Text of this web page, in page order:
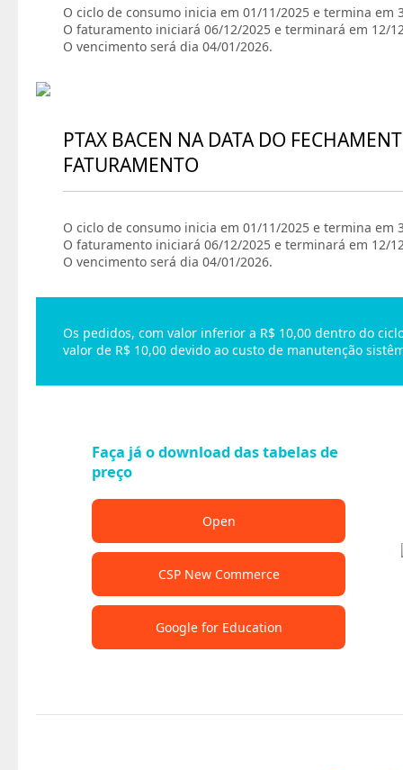
O ciclo de consumo inicia em 01/11/2025 e termina em
O faturamento iniciará 06/12/2025 e terminará em 12/
O vencimento será dia 04/01/2026.
PTAX BACEN NA DATA DO
FATURAMENTO
O ciclo de consumo inicia em 01/11/2025 e termina em
O faturamento iniciará 06/12/2025 e terminará em 12/
O vencimento será dia 04/01/2026.
Os pedidos, com valor inferior a R$ 10,00 dentro do
valor de R$ 10,00 devido ao custo de manutenção
Faça já o download das tabelas de
preço
Open
CSP New Commerce
Google for Education